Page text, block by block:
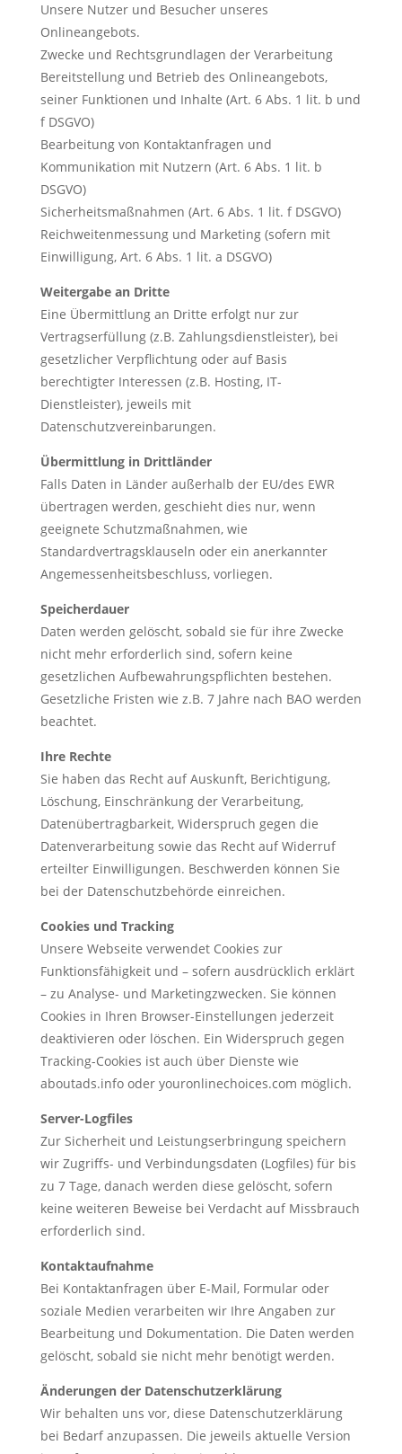
Unsere Nutzer und Besucher unseres
Onlineangebots.
Zwecke und Rechtsgrundlagen der Verarbeitung
Bereitstellung und Betrieb des Onlineangebots,
seiner Funktionen und Inhalte (Art. 6 Abs. 1 lit. b und
f DSGVO)
Bearbeitung von Kontaktanfragen und
Kommunikation mit Nutzern (Art. 6 Abs. 1 lit. b
DSGVO)
Sicherheitsmaßnahmen (Art. 6 Abs. 1 lit. f DSGVO)
Reichweitenmessung und Marketing (sofern mit
Einwilligung, Art. 6 Abs. 1 lit. a DSGVO)
Weitergabe an Dritte
Eine Übermittlung an Dritte erfolgt nur zur
Vertragserfüllung (z.B. Zahlungsdienstleister), bei
gesetzlicher Verpflichtung oder auf Basis
berechtigter Interessen (z.B. Hosting, IT-
Dienstleister), jeweils mit
Datenschutzvereinbarungen.
Übermittlung in Drittländer
Falls Daten in Länder außerhalb der EU/des EWR
übertragen werden, geschieht dies nur, wenn
geeignete Schutzmaßnahmen, wie
Standardvertragsklauseln oder ein anerkannter
Angemessenheitsbeschluss, vorliegen.
Speicherdauer
Daten werden gelöscht, sobald sie für ihre Zwecke
nicht mehr erforderlich sind, sofern keine
gesetzlichen Aufbewahrungspflichten bestehen.
Gesetzliche Fristen wie z.B. 7 Jahre nach BAO werden
beachtet.
Ihre Rechte
Sie haben das Recht auf Auskunft, Berichtigung,
Löschung, Einschränkung der Verarbeitung,
Datenübertragbarkeit, Widerspruch gegen die
Datenverarbeitung sowie das Recht auf Widerruf
erteilter Einwilligungen. Beschwerden können Sie
bei der Datenschutzbehörde einreichen.
Cookies und Tracking
Unsere Webseite verwendet Cookies zur
Funktionsfähigkeit und – sofern ausdrücklich erklärt
– zu Analyse- und Marketingzwecken. Sie können
Cookies in Ihren Browser-Einstellungen jederzeit
deaktivieren oder löschen. Ein Widerspruch gegen
Tracking-Cookies ist auch über Dienste wie
aboutads.info oder youronlinechoices.com möglich.
Server-Logfiles
Zur Sicherheit und Leistungserbringung speichern
wir Zugriffs- und Verbindungsdaten (Logfiles) für bis
zu 7 Tage, danach werden diese gelöscht, sofern
keine weiteren Beweise bei Verdacht auf Missbrauch
erforderlich sind.
Kontaktaufnahme
Bei Kontaktanfragen über E-Mail, Formular oder
soziale Medien verarbeiten wir Ihre Angaben zur
Bearbeitung und Dokumentation. Die Daten werden
gelöscht, sobald sie nicht mehr benötigt werden.
Änderungen der Datenschutzerklärung
Wir behalten uns vor, diese Datenschutzerklärung
bei Bedarf anzupassen. Die jeweils aktuelle Version